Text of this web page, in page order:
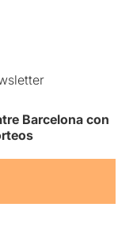
Barcelona con